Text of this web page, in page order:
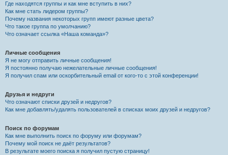
Где находятся группы и как мне вступить в них?
Как мне стать лидером группы?
Почему названия некоторых групп имеют разные цвета?
Что такое группа по умолчанию?
Что означает ссылка «Наша команда»?
Личные сообщения
Я не могу отправить личные сообщения!
Я постоянно получаю нежелательные личные сообщения!
Я получил спам или оскорбительный email от кого-то с этой конференции!
Друзья и недруги
Что означают списки друзей и недругов?
Как мне добавлять/удалять пользователей в списках моих друзей и недругов?
Поиск по форумам
Как мне выполнить поиск по форуму или форумам?
Почему мой поиск не даёт результатов?
В результате моего поиска я получил пустую страницу!